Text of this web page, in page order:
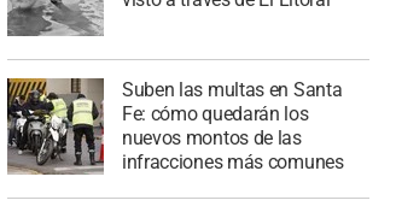
Suben las multas en Santa
Fe: cómo quedarán los
nuevos montos de las
infracciones más comunes